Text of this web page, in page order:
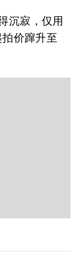
沉寂，仅用
价蹿升至